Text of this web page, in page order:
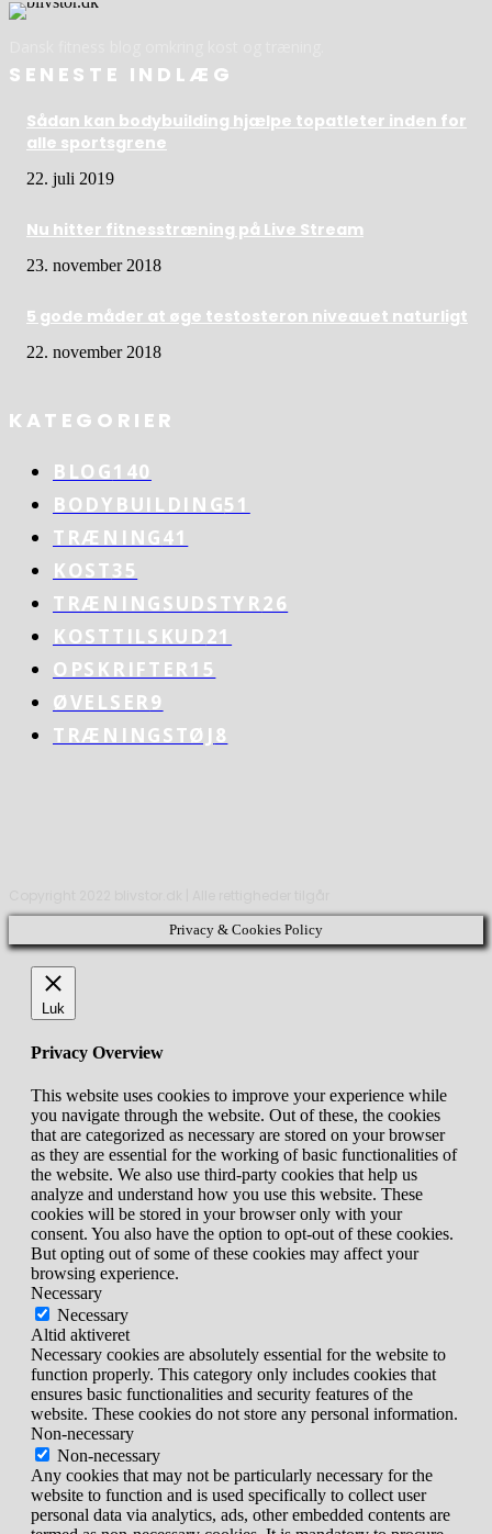
SENESTE INDLÆG
Sådan kan bodybuilding hjælpe topatleter inden for
alle sportsgrene
22. juli 2019
Nu hitter fitnesstræning på Live Stream
23. november 2018
5 gode måder at øge testosteron niveauet naturligt
22. november 2018
KATEGORIER
BLOG140
BODYBUILDING51
TRÆNING41
KOST35
TRÆNINGSUDSTYR26
KOSTTILSKUD21
OPSKRIFTER15
ØVELSER9
TRÆNINGSTØJ 8
Privacy & Cookies Policy
Luk
Privacy Overview
This website uses cookies to improve your experience while
you navigate through the website. Out of these, the cookies
that are categorized as necessary are stored on your browser
as they are essential for the working of basic functionalities of
the website. We also use third-party cookies that help us
analyze and understand how you use this website. These
cookies will be stored in your browser only with your
consent. You also have the option to opt-out of these cookies.
But opting out of some of these cookies may affect your
browsing experience.
Necessary
Necessary
Altid aktiveret
Necessary cookies are absolutely essential for the website to
function properly. This category only includes cookies that
ensures basic functionalities and security features of the
website. These cookies do not store any personal information.
Non-necessary
Non-necessary
Any cookies that may not be particularly necessary for the
website to function and is used specifically to collect user
personal data via analytics, ads, other embedded contents are